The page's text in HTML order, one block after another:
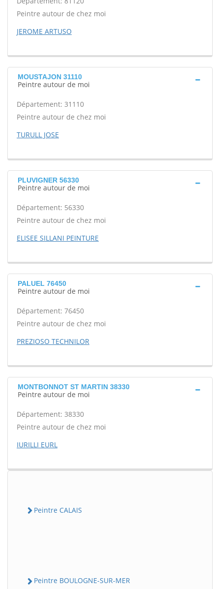
Peintre autour de chez moi
JEROME ARTUSO
MOUSTAJON 31110
Peintre autour de moi
Département: 31110
Peintre autour de chez moi
TURULL JOSE
PLUVIGNER 56330
Peintre autour de moi
Département: 56330
Peintre autour de chez moi
ELISEE SILLANI PEINTURE
PALUEL 76450
Peintre autour de moi
Département: 76450
Peintre autour de chez moi
PREZIOSO TECHNILOR
MONTBONNOT ST MARTIN 38330
Peintre autour de moi
Département: 38330
Peintre autour de chez moi
IURILLI EURL
Peintre CALAIS
Peintre BOULOGNE-SUR-MER